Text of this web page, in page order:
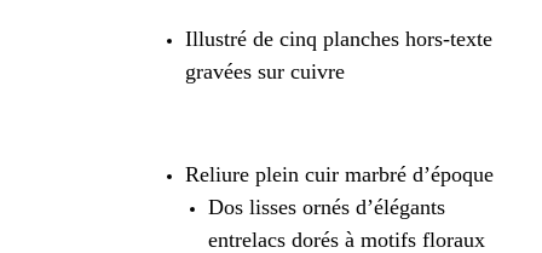
Illustré de cinq planches hors-texte
gravées sur cuivre
Reliure plein cuir marbré d’époque
Dos lisses ornés d’élégants
entrelacs dorés à motifs floraux